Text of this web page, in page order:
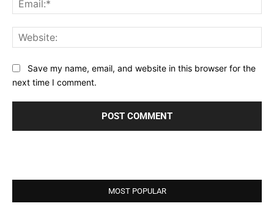
Save my name, email, and website in this browser for the
next time I comment.
MOST POPULAR